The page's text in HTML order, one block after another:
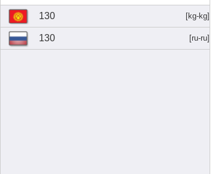
130 [kg-kg]
130 [ru-ru]